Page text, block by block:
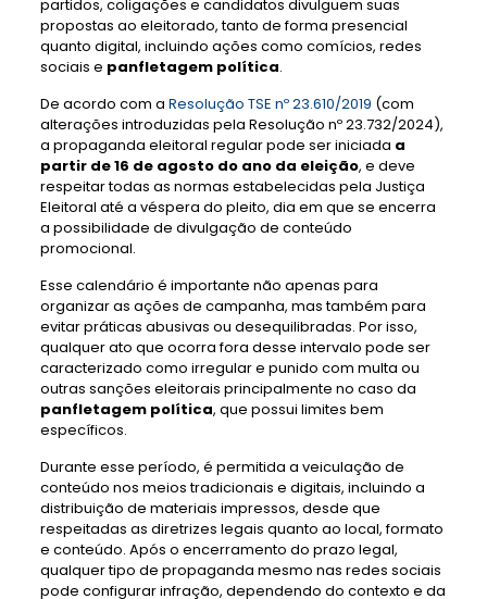
partidos, coligações e candidatos divulguem suas
propostas ao eleitorado, tanto de forma presencial
quanto digital, incluindo ações como comícios, redes
sociais e panfletagem política.
De acordo com a Resolução TSE nº 23.610/2019 (com
alterações introduzidas pela Resolução nº 23.732/2024),
a propaganda eleitoral regular pode ser iniciada a
partir de 16 de agosto do ano da eleição, e deve
respeitar todas as normas estabelecidas pela Justiça
Eleitoral até a véspera do pleito, dia em que se encerra
a possibilidade de divulgação de conteúdo
promocional.
Esse calendário é importante não apenas para
organizar as ações de campanha, mas também para
evitar práticas abusivas ou desequilibradas. Por isso,
qualquer ato que ocorra fora desse intervalo pode ser
caracterizado como irregular e punido com multa ou
outras sanções eleitorais principalmente no caso da
panfletagem política, que possui limites bem
específicos.
Durante esse período, é permitida a veiculação de
conteúdo nos meios tradicionais e digitais, incluindo a
distribuição de materiais impressos, desde que
respeitadas as diretrizes legais quanto ao local, formato
e conteúdo. Após o encerramento do prazo legal,
qualquer tipo de propaganda mesmo nas redes sociais
pode configurar infração, dependendo do contexto e da